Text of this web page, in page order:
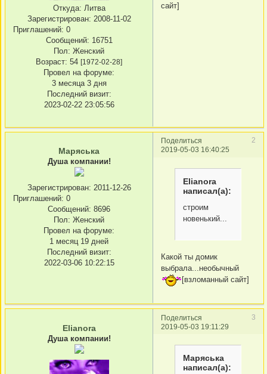
Откуда: Литва
Зарегистрирован: 2008-11-02
Приглашений: 0
Сообщений: 16751
Пол: Женский
Возраст: 54 [1972-02-28]
Провел на форуме:
3 месяца 3 дня
Последний визит:
2023-02-22 23:05:56
сайт]
Поделиться
2
2019-05-03 16:40:25
Маряська
Душа компании!
Зарегистрирован: 2011-12-26
Приглашений: 0
Сообщений: 8696
Пол: Женский
Провел на форуме:
1 месяц 19 дней
Последний визит:
2022-03-06 10:22:15
Elianora
написал(а):
строим
новенький...
Какой ты домик
выбрала...необычный
[взломанный сайт]
Поделиться
3
2019-05-03 19:11:29
Elianora
Душа компании!
Маряська
написал(а):